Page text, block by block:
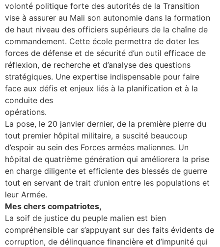
volonté politique forte des autorités de la Transition
vise à assurer au Mali son autonomie dans la formation
de haut niveau des officiers supérieurs de la chaîne de
commandement. Cette école permettra de doter les
forces de défense et de sécurité d’un outil efficace de
réflexion, de recherche et d’analyse des questions
stratégiques. Une expertise indispensable pour faire
face aux défis et enjeux liés à la planification et à la
conduite des
opérations.
La pose, le 20 janvier dernier, de la première pierre du
tout premier hôpital militaire, a suscité beaucoup
d’espoir au sein des Forces armées maliennes. Un
hôpital de quatrième génération qui améliorera la prise
en charge diligente et efficiente des blessés de guerre
tout en servant de trait d’union entre les populations et
leur Armée.
Mes chers compatriotes,
La soif de justice du peuple malien est bien
compréhensible car s’appuyant sur des faits évidents de
corruption, de délinquance financière et d’impunité qui